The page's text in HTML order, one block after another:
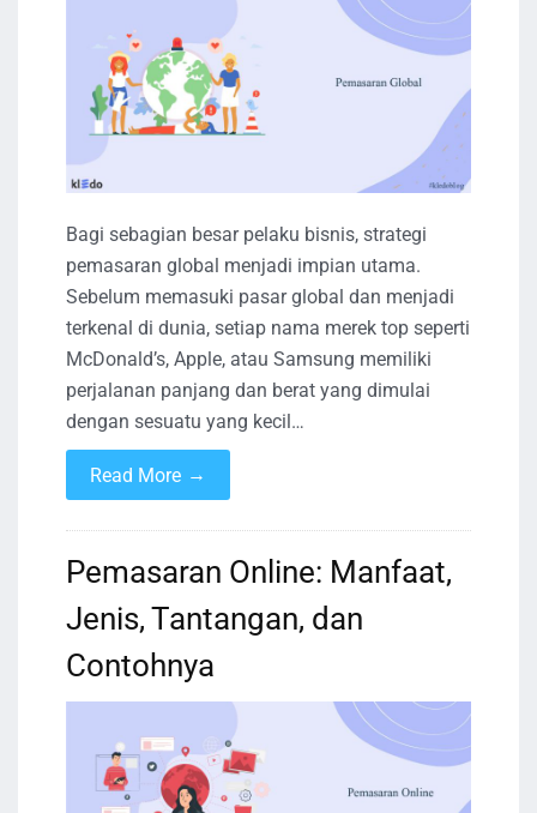
Bagi sebagian besar pelaku bisnis, strategi
pemasaran global menjadi impian utama.
Sebelum memasuki pasar global dan menjadi
terkenal di dunia, setiap nama merek top seperti
McDonald’s, Apple, atau Samsung memiliki
perjalanan panjang dan berat yang dimulai
dengan sesuatu yang kecil…
Read More →
Pemasaran Online: Manfaat,
Jenis, Tantangan, dan
Contohnya